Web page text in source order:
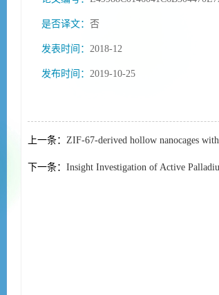
是否译文： 否
发表时间： 2018-12
发布时间： 2019-10-25
上一条： ZIF-67-derived hollow nanocages
下一条： Insight Investigation of Active